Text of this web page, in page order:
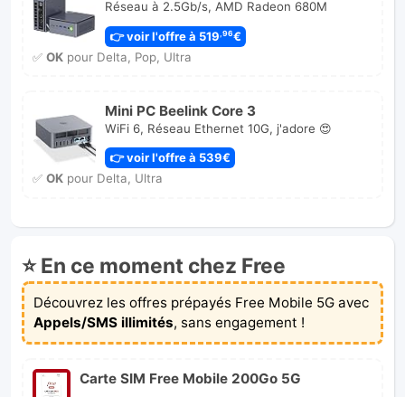
Réseau à 2.5Gb/s, AMD Radeon 680M
👉 voir l'offre à 519,96€
✅ OKpour Delta, Pop, Ultra
Mini PC Beelink Core 3
WiFi 6, Réseau Ethernet 10G, j'adore 😍
👉 voir l'offre à 539€
✅ OKpour Delta, Ultra
⭐ En ce moment chez Free
Découvrez les offres prépayés Free Mobile 5G avec
Appels/SMS illimités, sans engagement !
Carte SIM Free Mobile 200Go 5G